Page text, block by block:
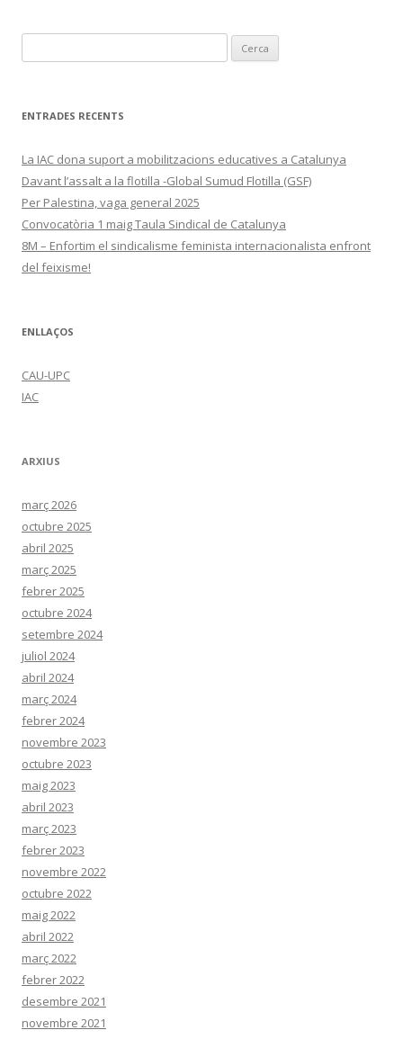
ENTRADES RECENTS
La IAC dona suport a mobilitzacions educatives a Catalunya
Davant l’assalt a la flotilla -Global Sumud Flotilla (GSF)
Per Palestina, vaga general 2025
Convocatòria 1 maig Taula Sindical de Catalunya
8M – Enfortim el sindicalisme feminista internacionalista enfront
del feixisme!
ENLLAÇOS
CAU-UPC
IAC
ARXIUS
març 2026
octubre 2025
abril 2025
març 2025
febrer 2025
octubre 2024
setembre 2024
juliol 2024
abril 2024
març 2024
febrer 2024
novembre 2023
octubre 2023
maig 2023
abril 2023
març 2023
febrer 2023
novembre 2022
octubre 2022
maig 2022
abril 2022
març 2022
febrer 2022
desembre 2021
novembre 2021